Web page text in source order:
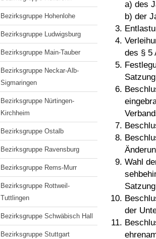
Bezirksgruppe Hohenlohe
Bezirksgruppe Ludwigsburg
Bezirksgruppe Main-Tauber
Bezirksgruppe Neckar-Alb-
Sigmaringen
Bezirksgruppe Nürtingen-
Kirchheim
Bezirksgruppe Ostalb
Bezirksgruppe Ravensburg
Bezirksgruppe Rems-Murr
Bezirksgruppe Rottweil-
Tuttlingen
Bezirksgruppe Schwäbisch Hall
Bezirksgruppe Stuttgart
a) des
b) der
des § 5
Wahl
der